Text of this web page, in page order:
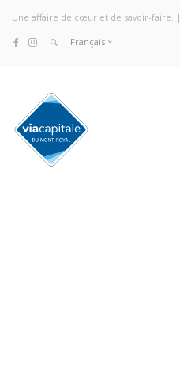
Une affaire de cœur et de savoir-faire. |
Français